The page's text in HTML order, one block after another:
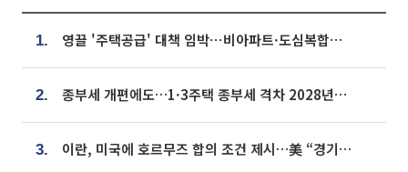
1. 영끌 '주택공급' 대책 임박⋯비아파트·도심복합까지 총동원
2. 종부세 개편에도…1·3주택 종부세 격차 2028년부터 확대
3. 이란, 미국에 호르무즈 합의 조건 제시…美 “경기 아직 안 끝나” [종합]